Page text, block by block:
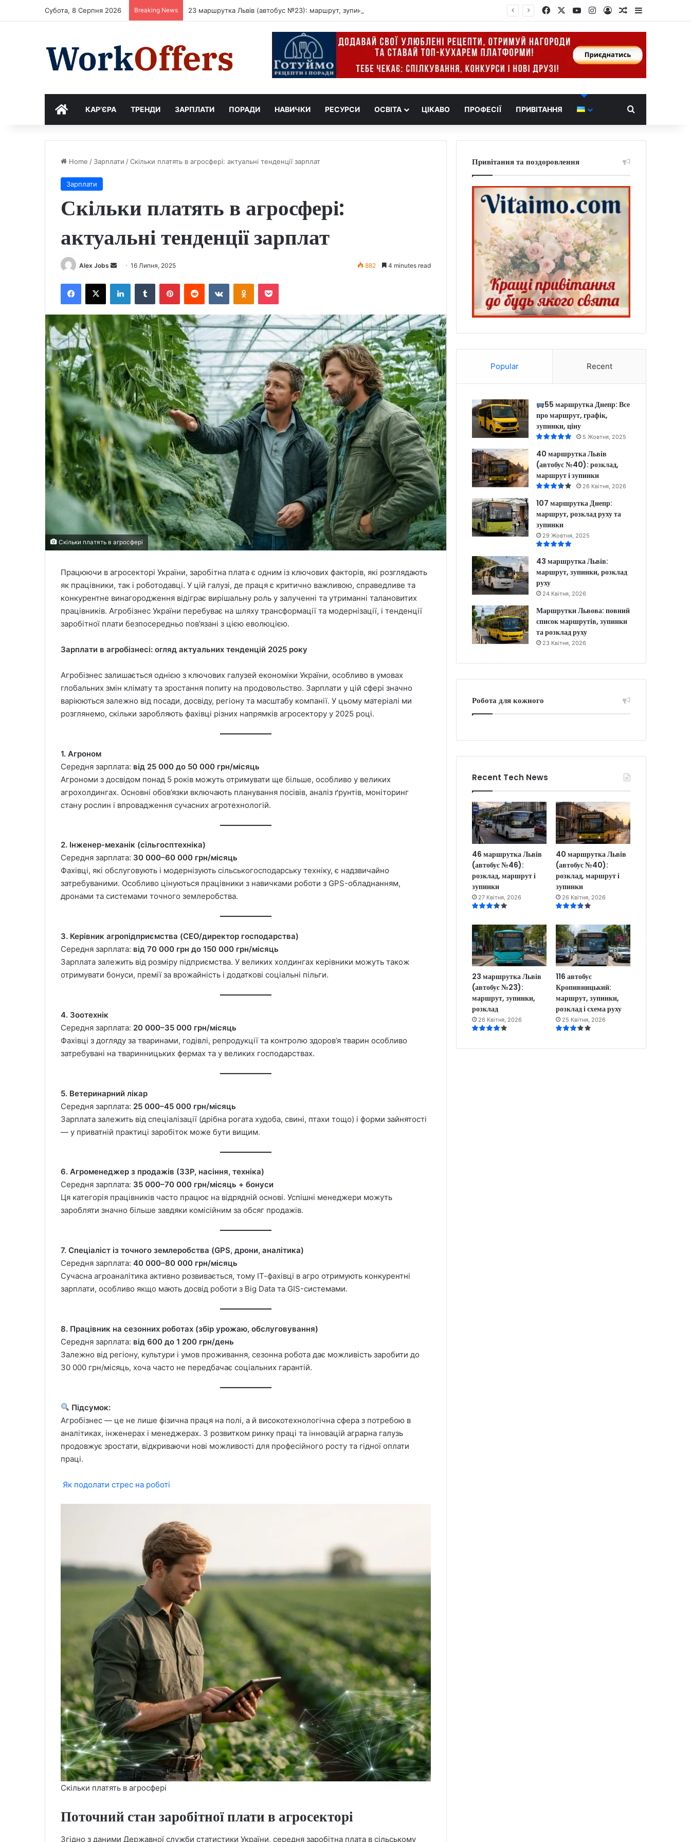
Субота, 8 Серпня 2026 Breaking News 23 маршрутка Львів (автобус №23): маршрут, зупинки, розклад FacebookYouTubeInstagram
Log InRandom Article
Sidebar
ДІМ КАР’ЄРА ТРЕНДИ ЗАРПЛАТИ ПОРАДИ НАВИЧКИ РЕСУРСИ ОСВІТА ЦІКАВО ПРОФЕСІЇ ПРИВІТАННЯ
Home / Зарплати /Скільки платять в агросфері: актуальні тенденції зарплат
Зарплати
Скільки платять в агросфері:
актуальні тенденції зарплат
Alex Jobs
Send
email
16 Липня, 2025 882 4 minutes read
Facebook
X LinkedInTumblr PinterestReddit VKontakteOdnoklassniki
Pocket
Скільки платять в агросфері
Працюючи в агросекторі України, заробітна плата є одним із ключових факторів, які розглядають
як працівники, так і роботодавці. У цій галузі, де праця є критично важливою, справедливе та
конкурентне винагородження відіграє вирішальну роль у залученні та утриманні талановитих
працівників. Агробізнес України перебуває на шляху трансформації та модернізації, і тенденції
заробітної плати безпосередньо пов’язані з цією еволюцією.
Зарплати в агробізнесі: огляд актуальних тенденцій 2025 року
Агробізнес залишається однією з ключових галузей економіки України, особливо в умовах
глобальних змін клімату та зростання попиту на продовольство. Зарплати у цій сфері значно
варіюються залежно від посади, досвіду, регіону та масштабу компанії. У цьому матеріалі ми
розглянемо, скільки заробляють фахівці різних напрямків агросектору у 2025 році.
1. Агроном
Середня зарплата: від 25 000 до 50 000 грн/місяць
Агрономи з досвідом понад 5 років можуть отримувати ще більше, особливо у великих
агрохолдингах. Основні обов’язки включають планування посівів, аналіз ґрунтів, моніторинг
стану рослин і впровадження сучасних агротехнологій.
2. Інженер-механік (сільгосптехніка)
Середня зарплата: 30 000–60 000 грн/місяць
Фахівці, які обслуговують і модернізують сільськогосподарську техніку, є надзвичайно
затребуваними. Особливо цінуються працівники з навичками роботи з GPS-обладнанням,
дронами та системами точного землеробства.
3. Керівник агропідприємства (CEO/директор господарства)
Середня зарплата: від 70 000 грн до 150 000 грн/місяць
Зарплата залежить від розміру підприємства. У великих холдингах керівники можуть також
отримувати бонуси, премії за врожайність і додаткові соціальні пільги.
4. Зоотехнік
Середня зарплата: 20 000–35 000 грн/місяць
Фахівці з догляду за тваринами, годівлі, репродукції та контролю здоров’я тварин особливо
затребувані на тваринницьких фермах та у великих господарствах.
5. Ветеринарний лікар
Середня зарплата: 25 000–45 000 грн/місяць
Зарплата залежить від спеціалізації (дрібна рогата худоба, свині, птахи тощо) і форми зайнятості
— у приватній практиці заробіток може бути вищим.
6. Агроменеджер з продажів (ЗЗР, насіння, техніка)
Середня зарплата: 35 000–70 000 грн/місяць + бонуси
Ця категорія працівників часто працює на відрядній основі. Успішні менеджери можуть
заробляти значно більше завдяки комісійним за обсяг продажів.
7. Спеціаліст із точного землеробства (GPS, дрони, аналітика)
Середня зарплата: 40 000–80 000 грн/місяць
Сучасна агроаналітика активно розвивається, тому ІТ-фахівці в агро отримують конкурентні
зарплати, особливо якщо мають досвід роботи з Big Data та GIS-системами.
8. Працівник на сезонних роботах (збір урожаю, обслуговування)
Середня зарплата: від 600 до 1 200 грн/день
Залежно від регіону, культури і умов проживання, сезонна робота дає можливість заробити до
30 000 грн/місяць, хоча часто не передбачає соціальних гарантій.
Підсумок:
Агробізнес — це не лише фізична праця на полі, а й високотехнологічна сфера з потребою в
аналітиках, інженерах і менеджерах. З розвитком ринку праці та інновацій аграрна галузь
продовжує зростати, відкриваючи нові можливості для професійного росту та гідної оплати
праці.
Як подолати стрес на роботі
Скільки платять в агросфері
Поточний стан заробітної плати в агросекторі
Згідно з даними Державної служби статистики України, середня заробітна плата в сільському
Привітання та поздоровлення
Popular Recent
55 маршрутка Днепр: Все
про маршрут, графік,
зупинки, ціну
5 Жовтня, 2025
40 маршрутка Львів
(автобус №40): розклад,
маршрут і зупинки
26 Квітня, 2026
107 маршрутка Днепр:
маршрут, розклад руху та
зупинки
29 Жовтня, 2025
43 маршрутка Львів:
маршрут, зупинки, розклад
руху
24 Квітня, 2026
Маршрутки Львова: повний
список маршрутів, зупинки
та розклад руху
23 Квітня, 2026
Робота для кожного
Recent Tech News
46 маршрутка Львів
(автобус №46):
розклад, маршрут і
зупинки
27 Квітня, 2026
40 маршрутка Львів
(автобус №40):
розклад, маршрут і
зупинки
26 Квітня, 2026
23 маршрутка Львів
(автобус №23):
маршрут, зупинки,
розклад
26 Квітня, 2026
116 автобус
Кропивницький:
маршрут, зупинки,
розклад і схема руху
25 Квітня, 2026